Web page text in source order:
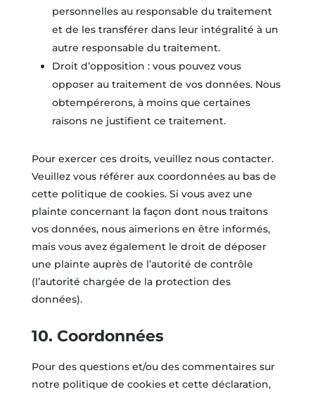
personnelles au responsable du traitement
et de les transférer dans leur intégralité à un
autre responsable du traitement.
Droit d’opposition : vous pouvez vous
opposer au traitement de vos données. Nous
obtempérerons, à moins que certaines
raisons ne justifient ce traitement.
Pour exercer ces droits, veuillez nous contacter.
Veuillez vous référer aux coordonnées au bas de
cette politique de cookies. Si vous avez une
plainte concernant la façon dont nous traitons
vos données, nous aimerions en être informés,
mais vous avez également le droit de déposer
une plainte auprès de l’autorité de contrôle
(l’autorité chargée de la protection des
données).
10. Coordonnées
Pour des questions et/ou des commentaires sur
notre politique de cookies et cette déclaration,